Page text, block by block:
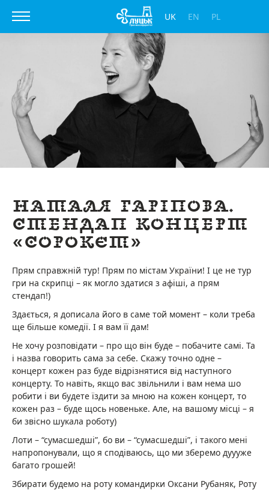
UK EN PL
Наталя Гаріпова.
Стендап концерт
«Сорокєт»
Прям справжній тур! Прям по містам України! І це не тур
гри на скрипці – як могло здатися з афіші, а прям
стендап!)
Здається, я дописала його в саме той момент – коли треба
ще більше комедії. І я вам її дам!
Не хочу розповідати – про що він буде – побачите самі. Та
і назва говорить сама за себе. Скажу точно одне –
концерт кожен раз буде відрізнятися від наступного
концерту. То навіть, якщо вас звільнили і вам нема шо
робити і ви будете їздити за мною на кожен концерт, то
кожен раз – буде щось новеньке. Але, на вашому місці – я
би звісно шукала роботу)
Лоти – “сумасшедші”, бо ви – “сумасшедші”, і такого мені
напропонували, що я сподіваюсь, що ми зберемо дуууже
багато грошей!
Збирати будемо на роту командирки Оксани Рубаняк, Роту